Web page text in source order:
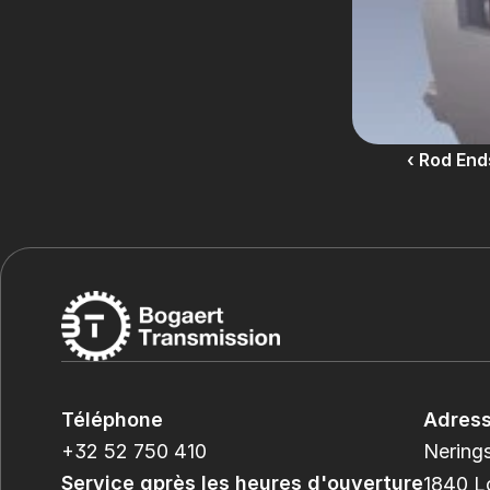
‹ Rod
Téléphone
+32 52 750 410
Service après les heures d'ouverture1840